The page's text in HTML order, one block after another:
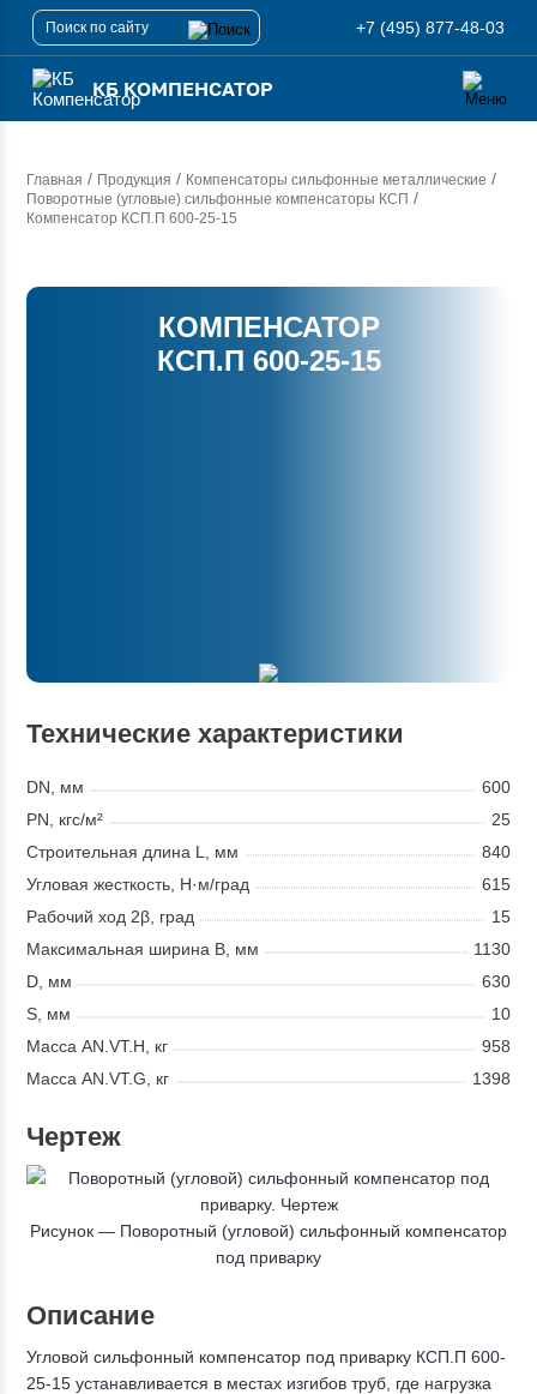
+7 (495) 877-48-03
КБ КОМПЕНСАТОР
Главная / Продукция / Компенсаторы сильфонные металлические /
Поворотные (угловые) сильфонные компенсаторы КСП /
Компенсатор КСП.П 600-25-15
КОМПЕНСАТОР
КСП.П 600-25-15
Технические характеристики
DN, мм
600
PN, кгс/м²
25
Строительная длина L, мм
840
Угловая жесткость, Н·м/град
615
Рабочий ход 2β, град
15
Максимальная ширина В, мм
1130
D, мм
630
S, мм
10
Масса AN.VT.H, кг
958
Масса AN.VT.G, кг
1398
Чертеж
Рисунок — Поворотный (угловой) сильфонный компенсатор
под приварку
Описание
Угловой сильфонный компенсатор под приварку КСП.П 600-
25-15 устанавливается в местах изгибов труб, где нагрузка